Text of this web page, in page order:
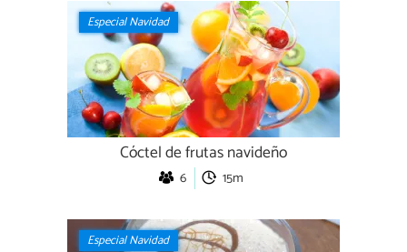
Especial Navidad
Cóctel de frutas navideño
6 15m
Especial Navidad